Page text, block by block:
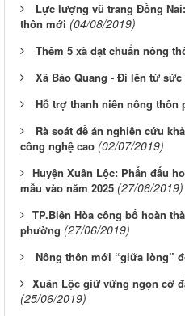
Lực lượng vũ trang Đồng
thôn mới (04/08/2019)
Thêm 5 xã đạt chuẩn nông
Xã Bảo Quang - Đi lên từ sức
Hỗ trợ thanh niên nông thôn
Rà soát đề án nghiên cứu
công nghệ cao (02/07/2019)
​Huyện Xuân Lộc: Phấn đấu
mẫu vào năm 2025 (27/06/2019)
​TP.Biên Hòa công bố hoàn
phường (27/06/2019)
Nông thôn mới “giữa lòng”
​Xuân Lộc giữ vững ngọn cờ
(25/06/2019)